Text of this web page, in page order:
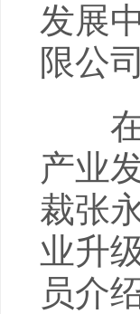
发展
限公
在
产业
裁张
业升
员介